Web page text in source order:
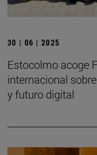
30 | 06 | 2025
Estocolmo acoge
internacional
y futuro digital